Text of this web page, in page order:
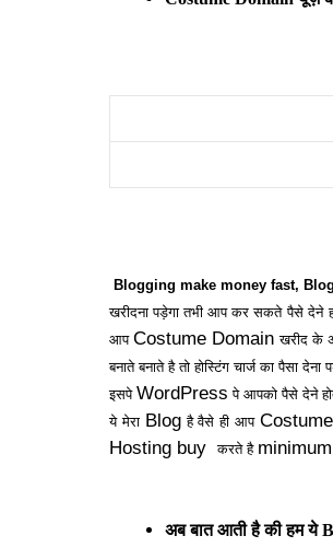
Blogging make money fast,
खरीदना पड़ेगा तभी आप कर सकते पैसे देने
आप Costume Domainखरीद के
बनाते बनाते है तो होस्टिंग चार्ज का पैसा देना
इसपेWordPress पे आपको पैसे देने
ये मेरा Blogहै वैसे ही आप
Hosting buy करते है minimum
अब बात आती है की हम ये